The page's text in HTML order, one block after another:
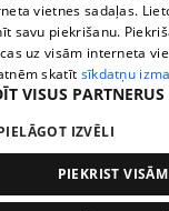
vietnes sadaļas.
savu piekrišanu.
uz visām interneta
skatīt sīkdatņu
VISUS PARTNERUS
IZVĒLI
PIEKRIST